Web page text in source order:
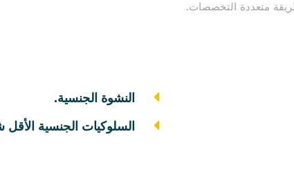
متعددة التخصصات.
النشوة الجنسية.
السلوكيات الجنسية الأقل